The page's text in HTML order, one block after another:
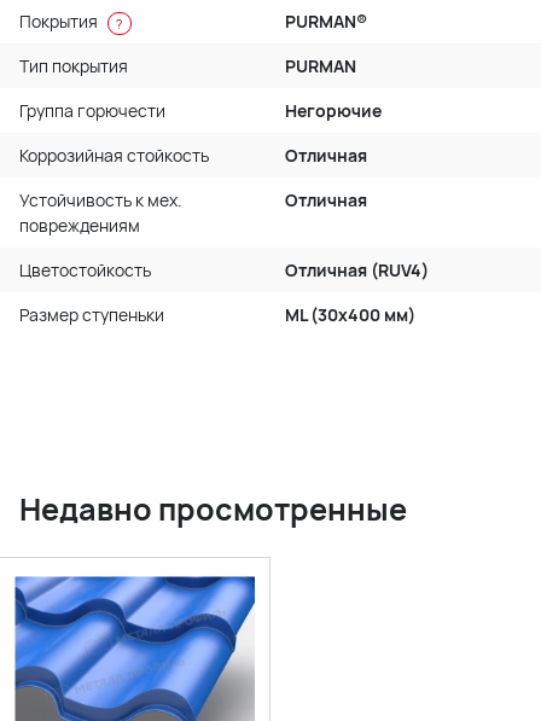
Покрытия ?
PURMAN®
Тип покрытия
PURMAN
Группа горючести
Негорючие
Коррозийная стойкость
Отличная
Устойчивость к мех.
повреждениям
Отличная
Цветостойкость
Отличная (RUV4)
Размер ступеньки
ML (30x400 мм)
Недавно просмотренные